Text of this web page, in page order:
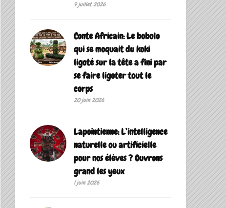
9 juillet 2026
Conte Africain: Le bobolo
qui se moquait du koki
ligoté sur la tête a fini par
se faire ligoter tout le
corps
20 juin 2026
Lapointienne: L’intelligence
naturelle ou artificielle
pour nos élèves ? Ouvrons
grand les yeux
1 juin 2026